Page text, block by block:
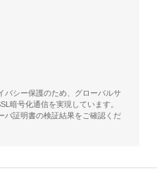
バシー保護のため、グローバルサ
暗号化通信を実現しています。
バ証明書の検証結果をご確認くだ